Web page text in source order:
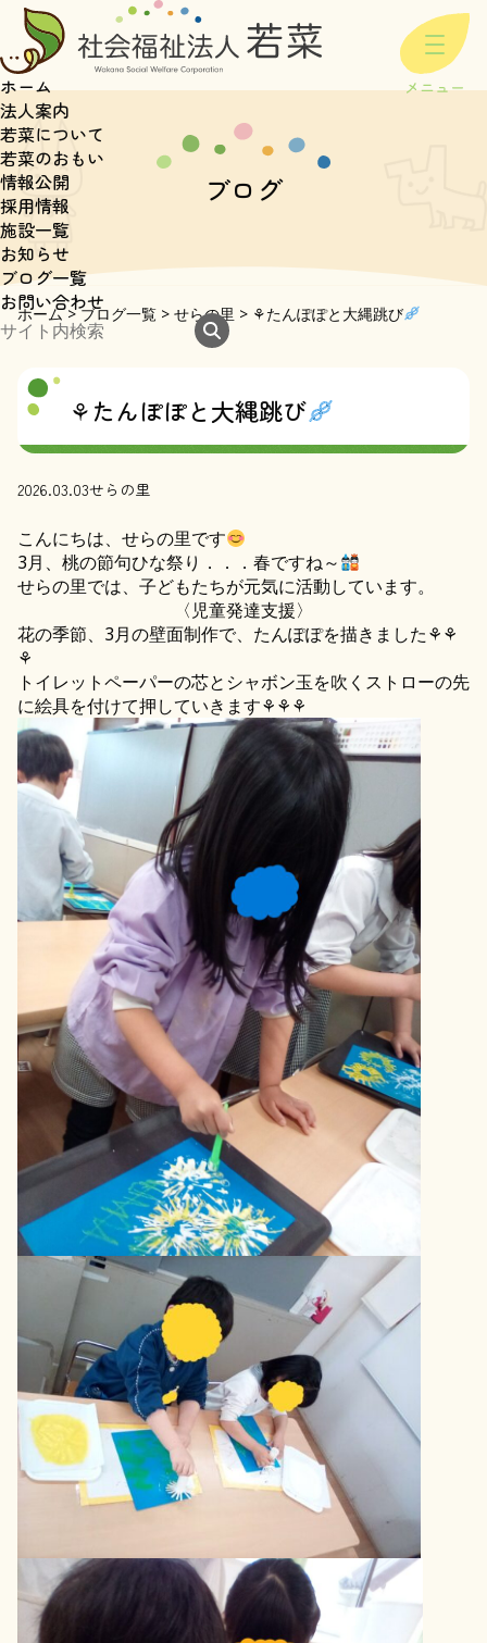
ホーム
法人案内
若菜について
若菜のおもい
情報公開
採用情報
施設一覧
お知らせ
ブログ一覧
お問い合わせ
ブログ
ホーム>ブログ一覧 > せらの里 > ⚘たんぽぽと大縄跳び
⚘たんぽぽと大縄跳び
2026.03.03せらの里
こんにちは、せらの里です
3月、桃の節句ひな祭り．．．春ですね～
せらの里では、子どもたちが元気に活動しています。
〈児童発達支援〉
花の季節、3月の壁面制作で、たんぽぽを描きました⚘⚘
⚘
トイレットペーパーの芯とシャボン玉を吹くストローの先
に絵具を付けて押していきます⚘⚘⚘